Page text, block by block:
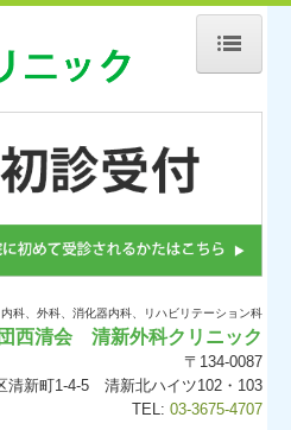
科、外科、消化器内科、リハビリテーション科
西清会 清新外科クリニック
〒134-0087
清新町1-4-5 清新北ハイツ102・103
TEL: 03-3675-4707